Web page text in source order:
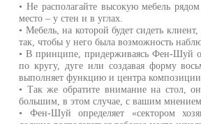
• Не располагайте высокую мебель
место – у стен и в углах.
• Мебель, на которой будет сидеть
так, чтобы у него была возможность
• В принципе, придерживаясь Фен-Шуй
по кругу, дуге или создавая форму
выполняет функцию и центра композиции.
• Так же обратите внимание на стол,
большим, в этом случае, с вашим мнением
• Фен-Шуй определяет «сектором